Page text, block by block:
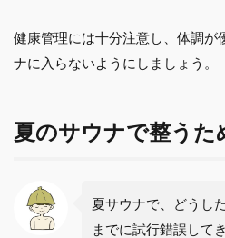
健康管理には十分注意し、体調が
ナに入らないようにしましょう。
夏のサウナで整うた
夏サウナで、どうし
までに試行錯誤して